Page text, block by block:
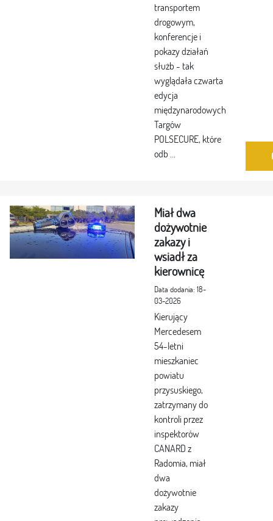
transportem
drogowym,
konferencje i
pokazy działań
służb - tak
wyglądała czwarta
edycja
międzynarodowych
Targów
POLSECURE, które
odb ...
Miał dwa
dożywotnie
zakazy i
wsiadł za
kierownicę
Data dodania: 18-
03-2026
Kierujący
Mercedesem
54-letni
mieszkaniec
powiatu
przysuskiego,
zatrzymany do
kontroli przez
inspektorów
CANARD z
Radomia, miał
dwa
dożywotnie
zakazy